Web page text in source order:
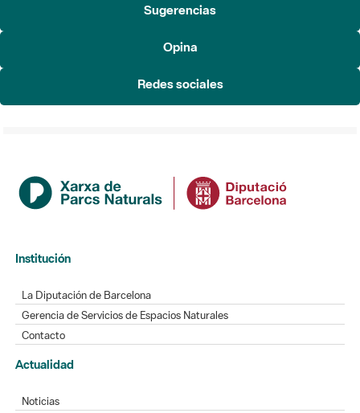
Sugerencias
Opina
Redes sociales
Institución
La Diputación de Barcelona
Gerencia de Servicios de Espacios Naturales
Contacto
Actualidad
Noticias